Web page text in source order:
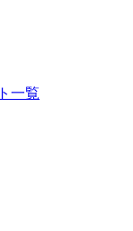
一覧